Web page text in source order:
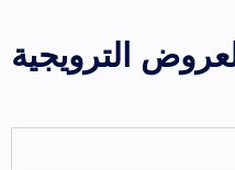
الترويجية